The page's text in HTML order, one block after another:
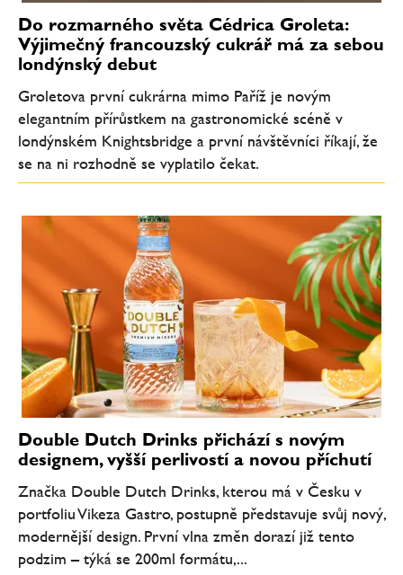
Do rozmarného světa Cédrica Groleta:
Výjimečný francouzský cukrář má za sebou
londýnský debut
Groletova první cukrárna mimo Paříž je novým
elegantním přírůstkem na gastronomické scéně v
londýnském Knightsbridge a první návštěvníci říkají, že
se na ni rozhodně se vyplatilo čekat.
Double Dutch Drinks přichází s novým
designem, vyšší perlivostí a novou příchutí
Značka Double Dutch Drinks, kterou má v Česku v
portfoliu Vikeza Gastro, postupně představuje svůj nový,
modernější design. První vlna změn dorazí již tento
podzim – týká se 200ml formátu,...